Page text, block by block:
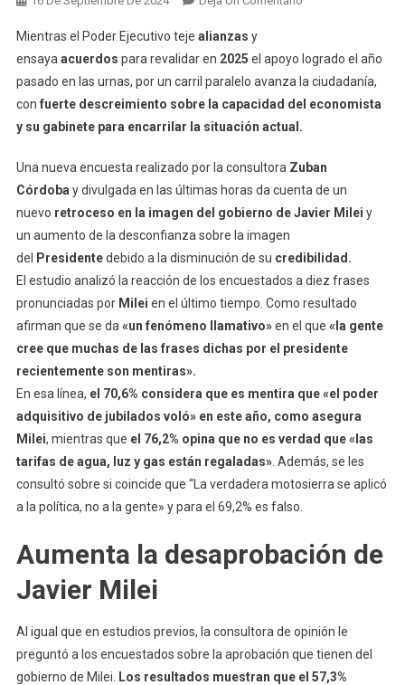
De
Javier
Milei
Caída:
El
57,3%
Mientras el Poder Ejecutivo teje alianzas y
ensaya acuerdos para revalidar en 2025 el apoyo logrado el año
pasado en las urnas, por un carril paralelo avanza la ciudadanía,
con fuerte descreimiento sobre la capacidad del economista
y su gabinete para encarrilar la situación actual.
Una nueva encuesta realizado por la consultora Zuban
Córdoba y divulgada en las últimas horas da cuenta de un
nuevo retroceso en la imagen del gobierno de Javier Milei y
un aumento de la desconfianza sobre la imagen
del Presidentedebido a la disminución de su credibilidad.
El estudio analizó la reacción de los encuestados a diez frases
pronunciadas por Milei en el último tiempo. Como resultado
afirman que se da «un fenómeno llamativo»en el que «la gente
cree que muchas de las frases dichas por el presidente
recientemente son mentiras».
En esa línea, el 70,6% considera que es mentira que «el poder
adquisitivo de jubilados voló» en este año, como asegura
Milei, mientras que el 76,2% opina que no es verdad que «las
tarifas de agua, luz y gas están regaladas». Además, se les
consultó sobre si coincide que “La verdadera motosierra se aplicó
a la política, no a la gente» y para el 69,2% es falso.
Aumenta la desaprobación de
Javier Milei
Al igual que en estudios previos, la consultora de opinión le
preguntó a los encuestados sobre la aprobación que tienen del
gobierno de Milei. Los resultados muestran que el 57,3%